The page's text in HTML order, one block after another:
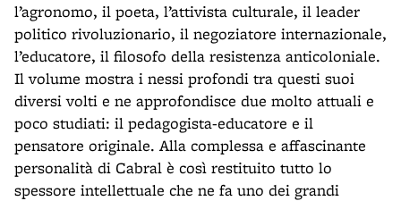
l’agronomo, il poeta, l’attivista culturale, il leader
politico rivoluzionario, il negoziatore internazionale,
l’educatore, il filosofo della resistenza anticoloniale.
Il volume mostra i nessi profondi tra questi suoi
diversi volti e ne approfondisce due molto attuali e
poco studiati: il pedagogista-educatore e il
pensatore originale. Alla complessa e affascinante
personalità di Cabral è così restituito tutto lo
spessore intellettuale che ne fa uno dei grandi